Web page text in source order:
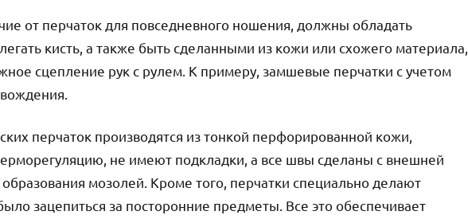
от перчаток для повседневного ношения, должны обладать
кисть, а также быть сделанными из кожи или схожего материала,
сцепление рук с рулем. К примеру, замшевые перчатки с учетом
перчаток производятся из тонкой перфорированной кожи,
не имеют подкладки, а все швы сделаны с внешней
мозолей. Кроме того, перчатки специально делают
зацепиться за посторонние предметы. Все это обеспечивает